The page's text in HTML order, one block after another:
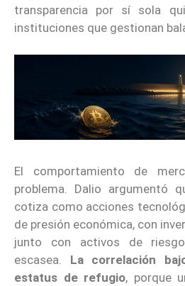
transparencia por sí sola
instituciones que gestionan
El comportamiento de
problema. Dalio argumentó
cotiza como acciones
de presión económica, con
junto con activos de
escasea. La correlación
estatus de refugio, porque